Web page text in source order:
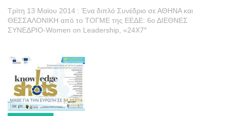
Τρίτη 13 Μαϊου 2014 : Ένα διπλό Συνέδριο σε ΑΘΗΝΑ και
ΘΕΣΣΑΛΟΝΙΚΗ από το ΤΟΓΜΕ της ΕΕΔΕ: 6ο ΔΙΕΘΝΕΣ
ΣΥΝΕΔΡΙΟ-Women on Leadership, «24X7″